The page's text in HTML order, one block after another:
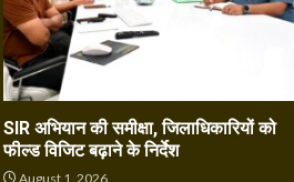
SIR अभियान की समीक्षा, जिलाधिकारियों को
फील्ड विजिट बढ़ाने के निर्देश
August 1, 2026